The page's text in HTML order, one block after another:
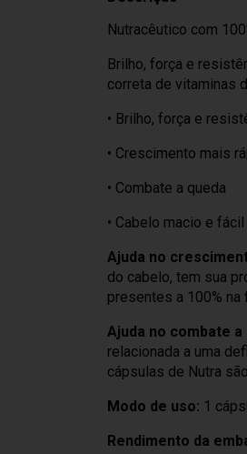
Nutracêutico com
Brilho, força e
correta de vitaminas
• Brilho, força e
• Crescimento mais
• Combate a queda
• Cabelo macio e
Ajuda no
do cabelo, tem sua
presentes a 100% na
Ajuda no combate a
relacionada a uma
cápsulas de Nutra
Modo de uso: 1
Rendimento da